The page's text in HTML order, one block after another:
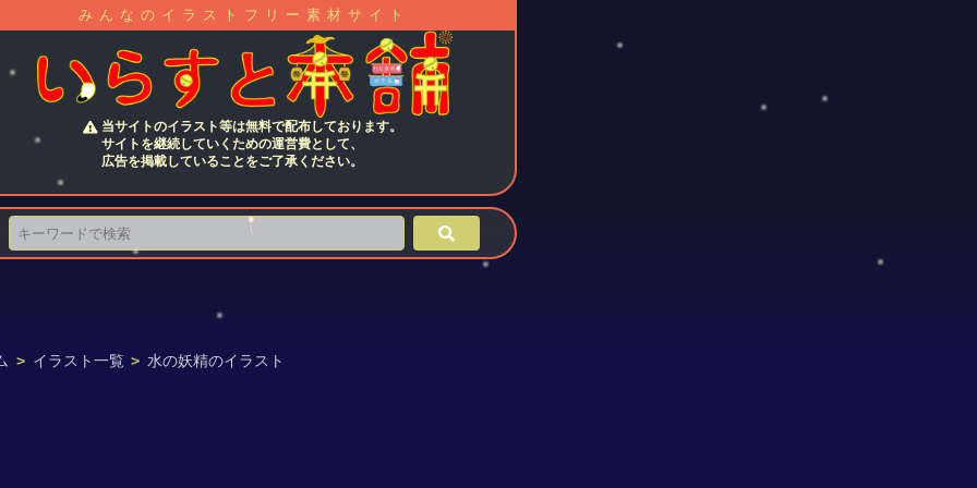
みんなのイラストフリー素材サイト
当サイトのイラスト等は無料で配布しております。
サイトを継続していくための運営費として、
広告を掲載していることをご了承ください。
> イラスト一覧 > 水の妖精のイラスト